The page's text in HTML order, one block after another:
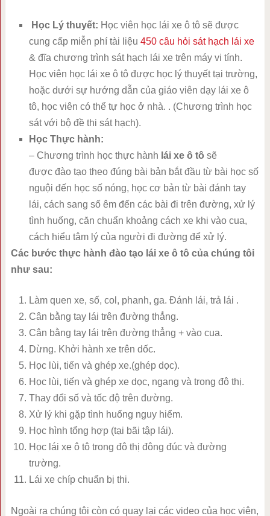
Học Lý thuyết: Học viên học lái xe ô tô sẽ được
cung cấp miễn phí tài liệu 450 câu hỏi sát hạch lái xe
& đĩa chương trình sát hạch lái xe trên máy vi tính.
Học viên học lái xe ô tô được học lý thuyết tại trường,
hoặc dưới sự hướng dẫn của giáo viên dạy lái xe ô
tô, học viên có thể tự học ở nhà. . (Chương trình học
sát với bộ đề thi sát hạch).
Học Thực hành:
– Chương trình học thực hành lái xe ô tô sẽ
được đào tạo theo đúng bài bản bắt đầu từ bài học số
nguội đến học số nóng, học cơ bản từ bài đánh tay
lái, cách sang số êm đến các bài đi trên đường, xử lý
tình huống, căn chuẩn khoảng cách xe khi vào cua,
cách hiểu tâm lý của người đi đường để xử lý.
Các bước thực hành đào tạo lái xe ô tô của chúng tôi
như sau:
Làm quen xe, số, col, phanh, ga. Đánh lái, trả lái .
Cân bằng tay lái trên đường thẳng.
Cân bằng tay lái trên đường thẳng + vào cua.
Dừng. Khởi hành xe trên dốc.
Học lùi, tiến và ghép xe.(ghép dọc).
Học lùi, tiến và ghép xe dọc, ngang và trong đô thị.
Thay đổi số và tốc độ trên đường.
Xử lý khi gặp tình huống nguy hiểm.
Học hình tổng hợp (tại bãi tập lái).
Học lái xe ô tô trong đô thị đông đúc và đường
trường.
Lái xe chíp chuẩn bị thi.
Ngoài ra chúng tôi còn có quay lại các video của học viên,